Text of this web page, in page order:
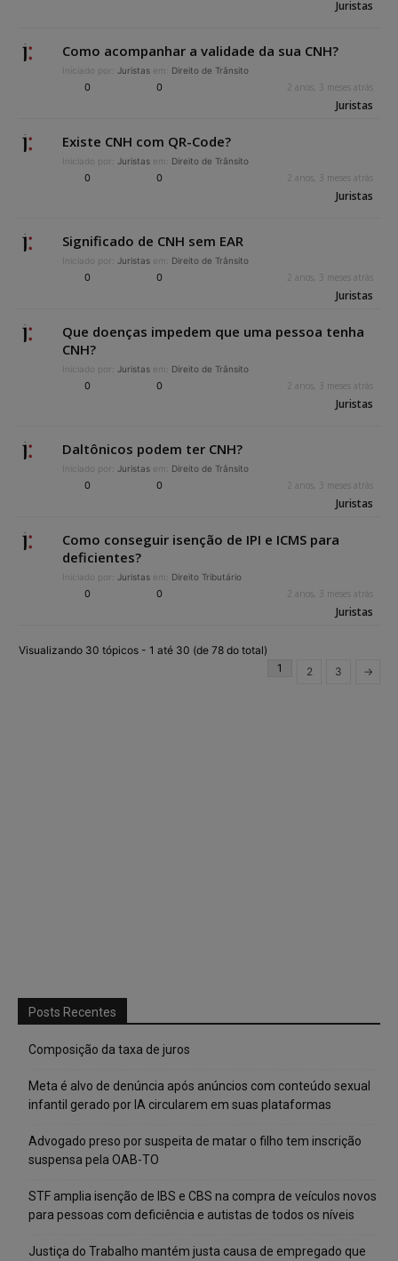
Juristas
Como acompanhar a validade da sua CNH?
Iniciado por: Juristas em: Direito de Trânsito
0 0 2 anos, 3 meses atrás
Juristas
Existe CNH com QR-Code?
Iniciado por: Juristas em: Direito de Trânsito
0 0 2 anos, 3 meses atrás
Juristas
Significado de CNH sem EAR
Iniciado por: Juristas em: Direito de Trânsito
0 0 2 anos, 3 meses atrás
Juristas
Que doenças impedem que uma pessoa tenha
CNH?
Iniciado por: Juristas em: Direito de Trânsito
0 0 2 anos, 3 meses atrás
Juristas
Daltônicos podem ter CNH?
Iniciado por: Juristas em: Direito de Trânsito
0 0 2 anos, 3 meses atrás
Juristas
Como conseguir isenção de IPI e ICMS para
deficientes?
Iniciado por: Juristas em: Direito Tributário
0 0 2 anos, 3 meses atrás
Juristas
Visualizando 30 tópicos - 1 até 30 (de 78 do total)
1
2 3 →
Posts Recentes
Composição da taxa de juros
Meta é alvo de denúncia após anúncios com conteúdo sexual
infantil gerado por IA circularem em suas plataformas
Advogado preso por suspeita de matar o filho tem inscrição
suspensa pela OAB-TO
STF amplia isenção de IBS e CBS na compra de veículos novos
para pessoas com deficiência e autistas de todos os níveis
Justiça do Trabalho mantém justa causa de empregado que